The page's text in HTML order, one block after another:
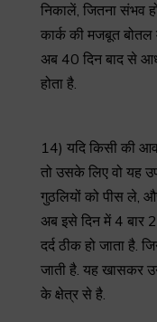
निकालें, जितना संभव
कार्क की मजबूत
अब 40 दिन बाद से
होता है.
14) यदि किसी की
तो उसके लिए वो यह
गुठलियों को पीस ले,
अब इसे दिन में 4 बार
दर्द ठीक हो जाता है.
जाती है. यह खासकर
के क्षेत्र से है.